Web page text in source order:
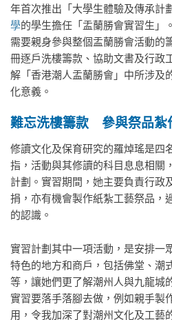
年首次推出「大學生體驗及傳承計
學的學生擔任「盂蘭勝會實習生」
需要親身參與整個盂蘭勝會活動的
冊逐戶洗樓籌款、協助文書及行政
解「香港潮人盂蘭勝會」中所涉及
化意義。
難忘洗樓籌款 參與祭品紮
修讀文化及保育研究的羅焯瑤是四
指，活動與其修讀的科目息息相關
計劃。實習期間，她主要負責行政
捐，亦有機會製作紙紮工藝祭品，
的認識。
實習計劃其中一項活動，是安排一
特色的地方和商戶，包括佛堂、潮
等，讓她們更了解潮州人與九龍城
實習要落手落腳去做，例如親手製
用，令我加深了對潮州文化及工藝